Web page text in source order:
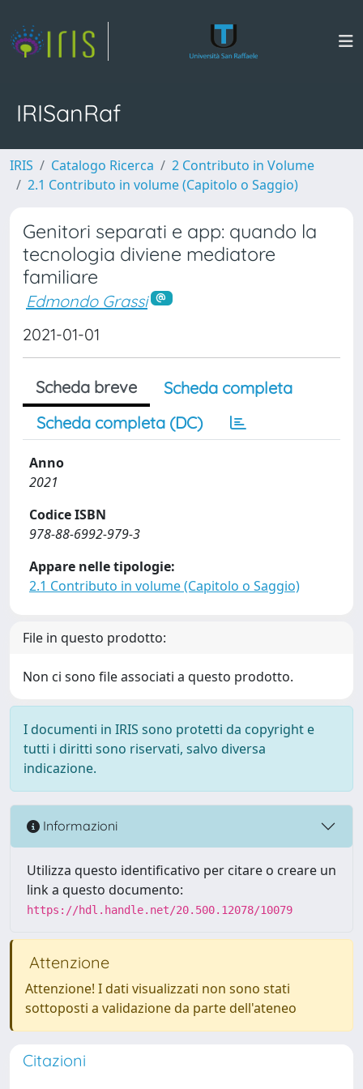
IRISanRaf
IRIS Catalogo Ricerca
2 Contributo in Volume
2.1 Contributo in volume (Capitolo o Saggio)
Genitori separati e app: quando la
tecnologia diviene mediatore
familiare
Edmondo Grassi
2021-01-01
Scheda breve
Scheda completa
Scheda completa (DC)
Anno
2021
Codice ISBN
978-88-6992-979-3
Appare nelle tipologie:
2.1 Contributo in volume (Capitolo o Saggio)
File in questo prodotto:
Non ci sono file associati a questo prodotto.
I documenti in IRIS sono protetti da copyright e
tutti i diritti sono riservati, salvo diversa
indicazione.
Informazioni
Utilizza questo identificativo per citare o creare un
link a questo documento:
https://hdl.handle.net/20.500.12078/10079
Attenzione
Attenzione! I dati visualizzati non sono stati
sottoposti a validazione da parte dell'ateneo
Citazioni